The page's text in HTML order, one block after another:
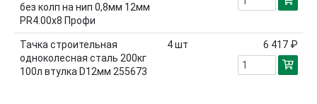
без колп на нип 0,8мм 12мм
PR4.00х8 Профи
Тачка строительная
одноколесная сталь 200кг
100л втулка D12мм 255673
4шт 6 417 ₽